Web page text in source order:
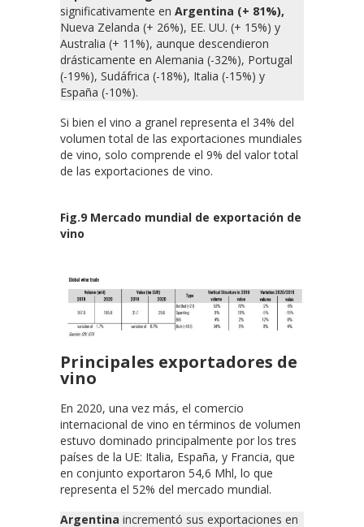
significativamente en Argentina (+ 81%),
Nueva Zelanda (+ 26%), EE. UU. (+ 15%) y
Australia (+ 11%), aunque descendieron
drásticamente en Alemania (-32%), Portugal
(-19%), Sudáfrica (-18%), Italia (-15%) y
España (-10%).
Si bien el vino a granel representa el 34% del
volumen total de las exportaciones mundiales
de vino, solo comprende el 9% del valor total
de las exportaciones de vino.
Fig.9 Mercado mundial de exportación de
vino
Principales exportadores de
vino
En 2020, una vez más, el comercio
internacional de vino en términos de volumen
estuvo dominado principalmente por los tres
países de la UE: Italia, España, y Francia, que
en conjunto exportaron 54,6 Mhl, lo que
representa el 52% del mercado mundial.
Argentina incrementó sus exportaciones en